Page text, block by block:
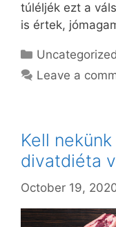
túléljék ezt a
is értek,
Categories
Uncategorized
Leave a
Kell
divatdiéta
October 19,